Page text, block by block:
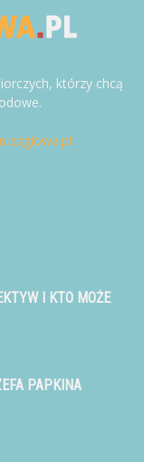
którzy chcą
I KTO MOŻE
PAPKINA